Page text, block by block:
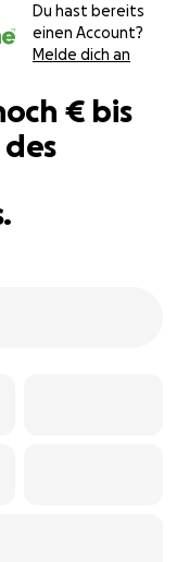
Du hast bereits
einen Account?
Melde dich an
€740
€ bis